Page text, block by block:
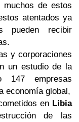
de estos
atentados ya
pueden recibir
y corporaciones
un estudio de la
empresas
economía global,
en Libia
de las